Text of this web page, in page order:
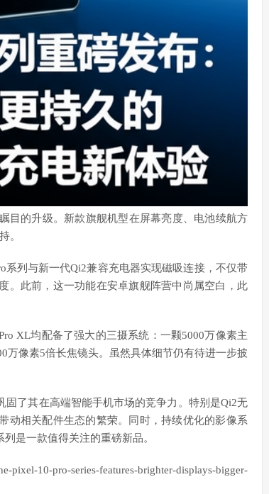
目的升级。新款旗舰机型在屏幕亮度、电池续航方
。
系列与新一代Qi2兼容充电器实现磁吸连接，不仅带
。此前，这一功能在安卓旗舰阵营中尚属空白，此
XL均配备了强大的三摄系统：一颗5000万像素主
万像素5倍长焦镜头。虽然具体细节仍有待进一步披
固了其在高端智能手机市场的竞争力。特别是Qi2无
动相关配件生态的繁荣。同时，持续优化的影像系
是一款值得关注的重磅新品。
10-pro-series-features-brighter-displays-bigger-